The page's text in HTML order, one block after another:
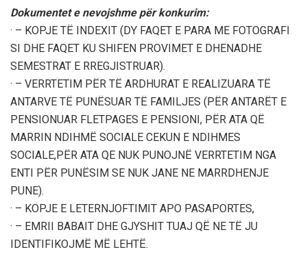
Dokumentet e nevojshme për konkurim:
· – KOPJE TË INDEXIT (DY FAQET E PARA ME FOTOGRAFI
SI DHE FAQET KU SHIFEN PROVIMET E DHENADHE
SEMESTRAT E RREGJISTRUAR).
· – VERRTETIM PËR TË ARDHURAT E REALIZUARA TË
ANTARVE TË PUNËSUAR TË FAMILJES (PËR ANTARËT E
PENSIONUAR FLETPAGES E PENSIONI, PËR ATA QË
MARRIN NDIHMË SOCIALE CEKUN E NDIHMES
SOCIALE,PËR ATA QE NUK PUNOJNË VERRTETIM NGA
ENTI PËR PUNËSIM SE NUK JANE NE MARRDHENJE
PUNE).
· – KOPJE E LETERNJOFTIMIT APO PASAPORTES,
· – EMRII BABAIT DHE GJYSHIT TUAJ QË NE TË JU
IDENTIFIKOJMË MË LEHTË.